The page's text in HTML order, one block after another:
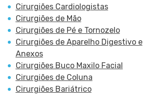
Cirurgiões Cardiologistas
Cirurgiões de Mão
Cirurgiões de Pé e Tornozelo
Cirurgiões de Aparelho Digestivo e
Anexos
Cirurgiões Buco Maxilo Facial
Cirurgiões de Coluna
Cirurgiões Bariátrico